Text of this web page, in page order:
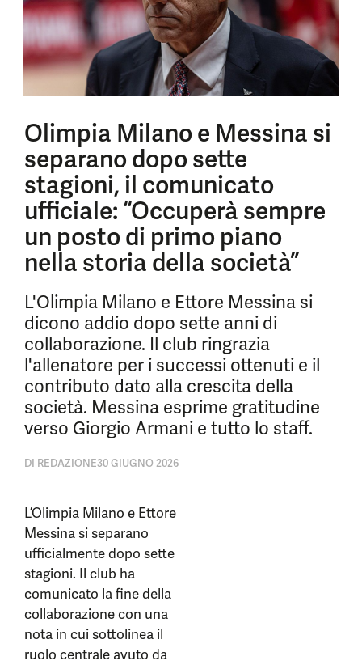
Olimpia Milano e Messina si
separano dopo sette
stagioni, il comunicato
ufficiale: “Occuperà sempre
un posto di primo piano
nella storia della società”
L'Olimpia Milano e Ettore Messina si
dicono addio dopo sette anni di
collaborazione. Il club ringrazia
l'allenatore per i successi ottenuti e il
contributo dato alla crescita della
società. Messina esprime gratitudine
verso Giorgio Armani e tutto lo staff.
DI REDAZIONE30 GIUGNO 2026
L’Olimpia Milano e Ettore
Messina si separano
ufficialmente dopo sette
stagioni. Il club ha
comunicato la fine della
collaborazione con una
nota in cui sottolinea il
ruolo centrale avuto da